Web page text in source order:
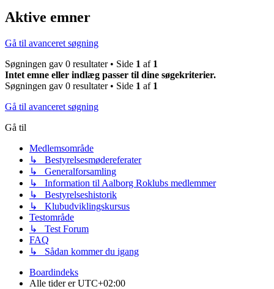
Aktive emner
Gå til avanceret søgning
Søgningen gav 0 resultater • Side 1 af 1
Intet emne eller indlæg passer til dine søgekriterier.
Søgningen gav 0 resultater • Side 1 af 1
Gå til avanceret søgning
Gå til
Medlemsområde
↳ Bestyrelsesmødereferater
↳ Generalforsamling
↳ Information til Aalborg Roklubs medlemmer
↳ Bestyrelseshistorik
↳ Klubudviklingskursus
Testområde
↳ Test Forum
FAQ
↳ Sådan kommer du igang
Boardindeks
Alle tider erUTC+02:00